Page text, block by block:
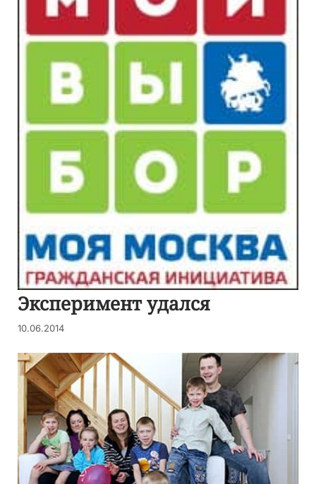
Эксперимент удался
10.06.2014